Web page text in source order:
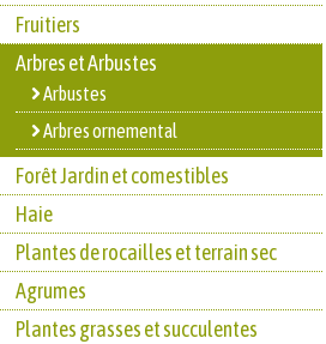
Fruitiers
Arbres et Arbustes
Arbustes
Arbres ornemental
Forêt Jardin et comestibles
Haie
Plantes de rocailles et terrain sec
Agrumes
Plantes grasses et succulentes